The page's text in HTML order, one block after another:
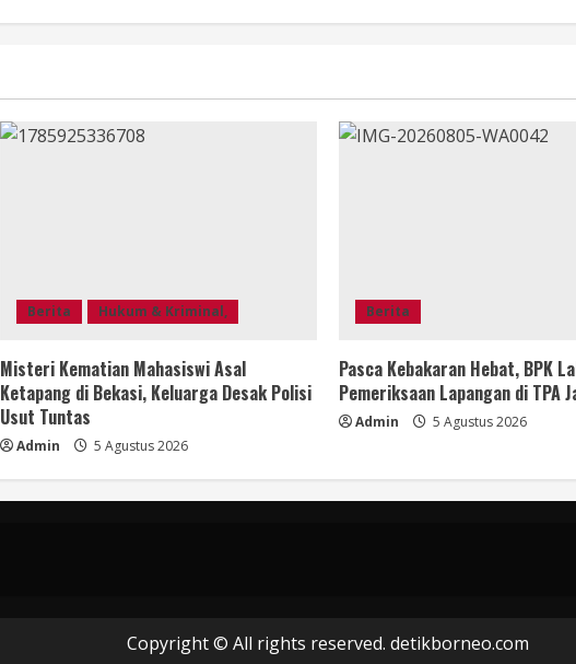
Berita Hukum & Kriminal,
Misteri Kematian Mahasiswi Asal
Ketapang di Bekasi, Keluarga Desak Polisi
Usut Tuntas
Admin 5 Agustus 2026
Berita
Pasca Kebakaran Hebat, BPK
Pemeriksaan Lapangan di TPA
Admin 5 Agustus 2026
Copyright © All rights reserved. detikborneo.com